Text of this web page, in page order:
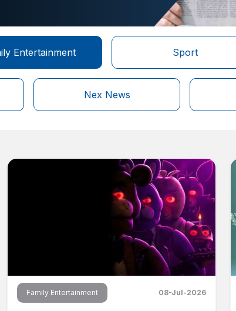
Entertainment Sport
Nex News
Family Entertainment 08-Jul-2026